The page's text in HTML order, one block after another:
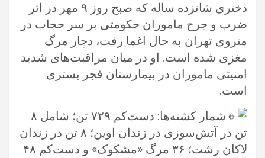
دختری شانزده ساله که صبح روز ۹ مهر در اثر
ضرب و جرح ماموران حکومتی بر سر حجاب در
‏متروی تهران به حال اغما رفت، دچار مرگ
مغزی شده است.‏ او در میان مراقبت‌های شدید
امنیتی ماموران در بیمارستان فجر بستری
است. ‏
شمار کشته‌ها: دست‌کم ۷۲۹ تن؛ شامل ۸
تن در آتش‌سوزی در زندان اوین؛ ۸ تن در زندان
لاکان رشت؛ ۳۶ مرگ‌ «مشکوک» و دست‌کم ‏‏۴۸